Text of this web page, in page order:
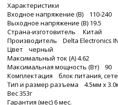
Характеристики
Входное напряжение (В) 110-240
Выходное напряжение (В) 19.5
Страна-изготовитель Китай
Производитель Delta Electronics
Цвет черный
Максимальный ток (А) 4.62
Максимальная мощность (Вт) 90
Комплектация блок питания,
Тип и размер разъема 4.5мм х
Вес 353г
Гарантия (мес) 6 мес.